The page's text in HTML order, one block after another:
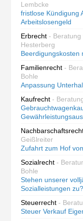
Lembcke
fristlose Kündigung
Arbeitslosengeld
Erbrecht - Beratung
Hesterberg
Beerdigungskosten
Familienrecht -
Bohle
Anpassung
Kaufrecht -
Geißlreiter
Zufahrt zum Hof
Sozialrecht -
Bohle
Stehen unserer
Sozialleistungen zu?
Steuerrecht -
Steuer Verkauf